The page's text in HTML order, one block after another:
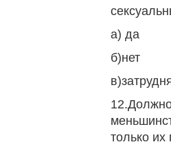
а) да
б)нет
только их